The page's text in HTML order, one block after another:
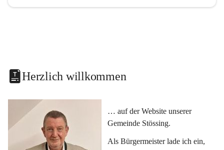
Herzlich willkommen
… auf der Website unserer
Gemeinde Stössing.
Als Bürgermeister lade ich ein,